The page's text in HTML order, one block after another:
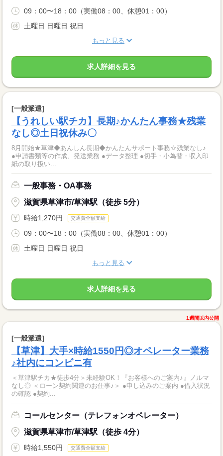
09：00〜18：00（実働08：00、休憩01：00）
土曜日 日曜日 祝日
もっと見る
求人詳細を見る
[一般派遣]
【うれしい駅チカ】長期♪かんたん事務★残業
なし◎土日祝休み〇
8月開始★草津◆あんしん長期◆かんたんサポート事務☆残業なし♪
●申請書類等の作成、発送業務 ●データ整理 ●切手・小為替・収入印
紙の取り扱い...
一般事務・OA事務
滋賀県草津市/草津駅（徒歩 5分）
時給1,270円 交通費全額支給
09：00〜18：00（実働08：00、休憩01：00）
土曜日 日曜日 祝日
もっと見る
求人詳細を見る
1週間以内公開
[一般派遣]
【草津】大手×時給1550円◎オペレーター業務
♪社内にコンビニ有
＜草津駅チカ★徒歩4分＞未経験OK！『お客様へのご案内♪』ノルマ
なし◎ ＜ローン契約関連のお仕事♪＞ ●申し込みのご案内 ●借入状況
の確認 ●契約...
コールセンター（テレフォンオペレーター）
滋賀県草津市/草津駅（徒歩 4分）
時給1,550円 交通費全額支給